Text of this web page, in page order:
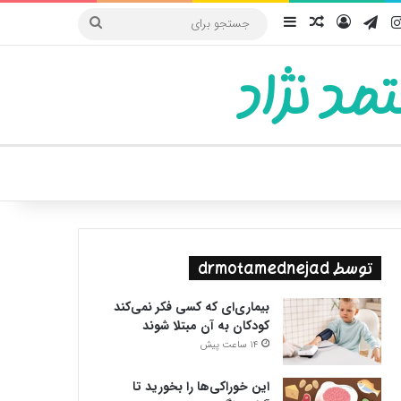
اینستاگرام
تلگرامورودنوشته تصادفی
سایدبار
جستجو
نژاد
پوسته
توسط drmotamednejad
بیماری‌ای که کسی فکر نمی‌کند
کودکان به آن مبتلا شوند
14 ساعت پیش
این خوراکی‌ها را بخورید تا